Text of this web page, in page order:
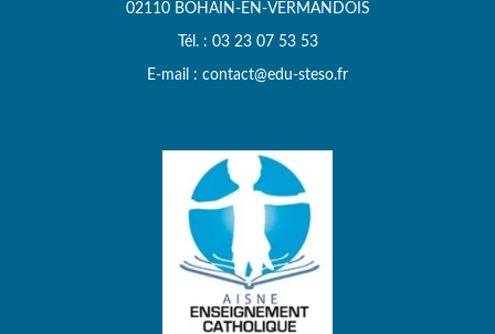
02110 BOHAIN-EN-VERMANDOIS
Tél. : 03 23 07 53 53
E-mail : contact@edu-steso.fr